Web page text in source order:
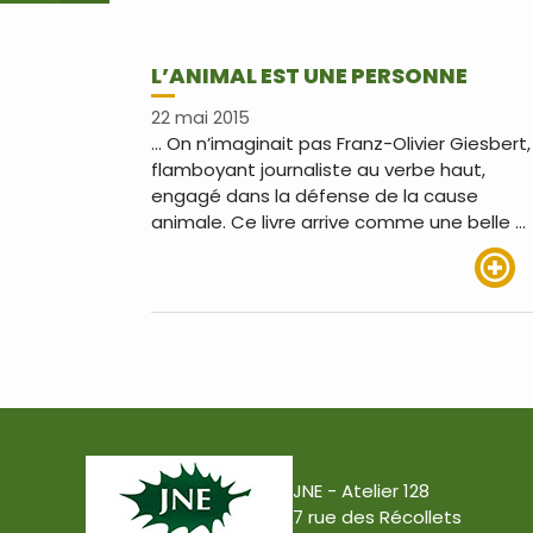
L’ANIMAL EST UNE PERSONNE
22 mai 2015
… On n’imaginait pas Franz-Olivier Giesbert,
flamboyant journaliste au verbe haut,
engagé dans la défense de la cause
animale. Ce livre arrive comme une belle …
JNE - Atelier 128
7 rue des Récollets